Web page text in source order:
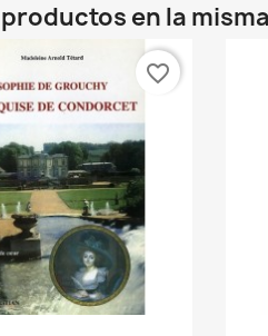
en la
favorite_border